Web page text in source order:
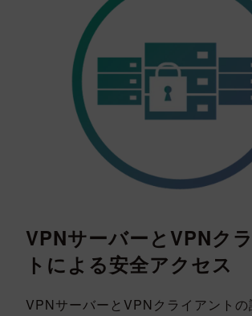
VPNサーバーとVPNク
トによる安全アクセス
VPNサーバーとVPNクライアントの